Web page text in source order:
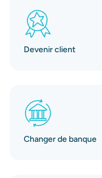
Devenir client
Changer de banque